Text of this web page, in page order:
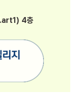
4층